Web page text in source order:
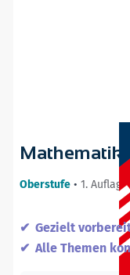
Mathematik
Oberstufe • 1. Auflage
Gezielt
Alle Themen